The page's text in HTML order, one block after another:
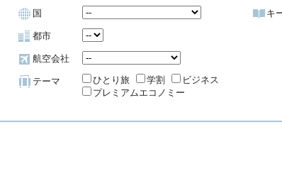
国
都市
航空会社
テーマ ひとり旅 学割
ビジネス
プレミアムエコノミー
キ